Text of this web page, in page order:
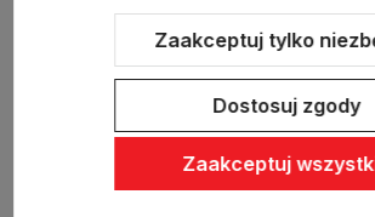
Sklep internetowy Shoper Premium
Szablon
Zaakceptuj tylko
Dostosuj zgody
Zaakceptuj